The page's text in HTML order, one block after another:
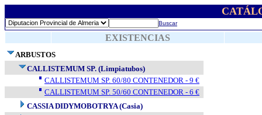
Buscar
EXISTENCIAS
ARBUSTOS
CALLISTEMUM SP. (Limpiatubos)
CALLISTEMUM SP. 60/80 CONTENEDOR - 9 €
CALLISTEMUM SP. 50/60 CONTENEDOR - 6 €
CASSIA DIDYMOBOTRYA (Casia)